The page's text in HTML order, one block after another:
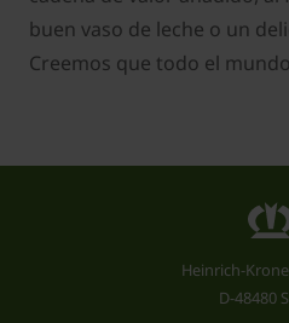
buen vaso de leche o un
Creemos que todo el
Heinrich-
D-48480